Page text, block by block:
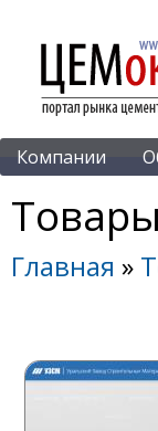
Компании
Главная »